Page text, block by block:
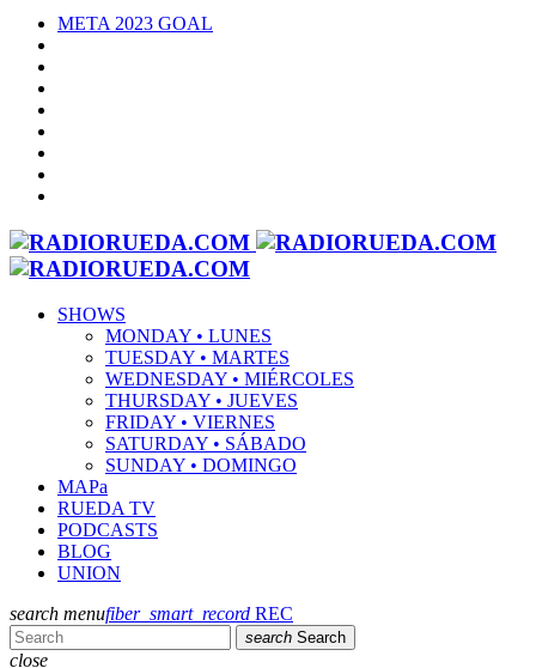
META 2023 GOAL
SHOWS
MONDAY • LUNES
TUESDAY • MARTES
WEDNESDAY • MIÉRCOLES
THURSDAY • JUEVES
FRIDAY • VIERNES
SATURDAY • SÁBADO
SUNDAY • DOMINGO
MAPa
RUEDA TV
PODCASTS
BLOG
UNION
search menufiber_smart_record REC
search Search
close